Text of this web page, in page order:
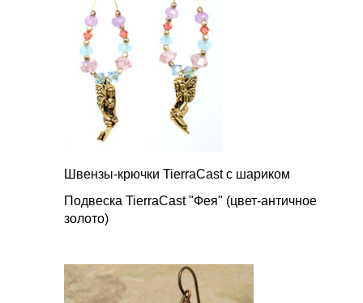
Швензы-крючки TierraCast с шариком
Подвеска TierraCast "Фея" (цвет-античное
золото)